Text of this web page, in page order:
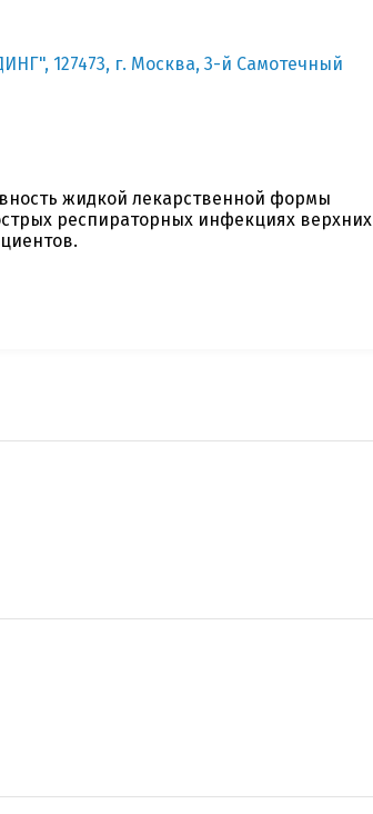
127473, г. Москва, 3-й Самотечный
жидкой лекарственной формы
респираторных инфекциях верхних